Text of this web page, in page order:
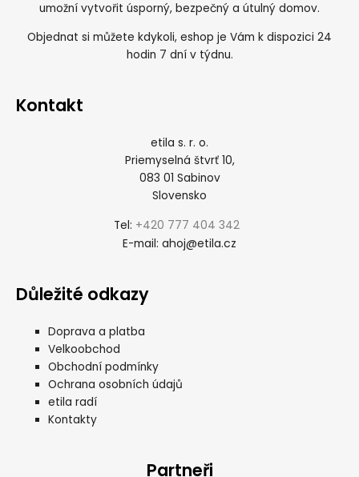
umožní vytvořit úsporný, bezpečný a útulný domov.
Objednat si můžete kdykoli, eshop je Vám k dispozici 24
hodin 7 dní v týdnu.
Kontakt
etila s. r. o.
Priemyselná štvrť 10,
083 01 Sabinov
Slovensko
Tel: +420 777 404 342
E-mail: ahoj@etila.cz
Důležité odkazy
Doprava a platba
Velkoobchod
Obchodní podmínky
Ochrana osobních údajů
etila radí
Kontakty
Partneři